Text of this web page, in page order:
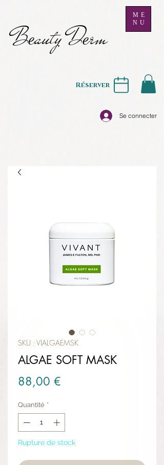
Beauty Derm
ME
NU
Se connecter
Réserver
SKU : VIALGAEMSK
ALGAE SOFT MASK
88,00 €
Quantité *
Rupture de stock